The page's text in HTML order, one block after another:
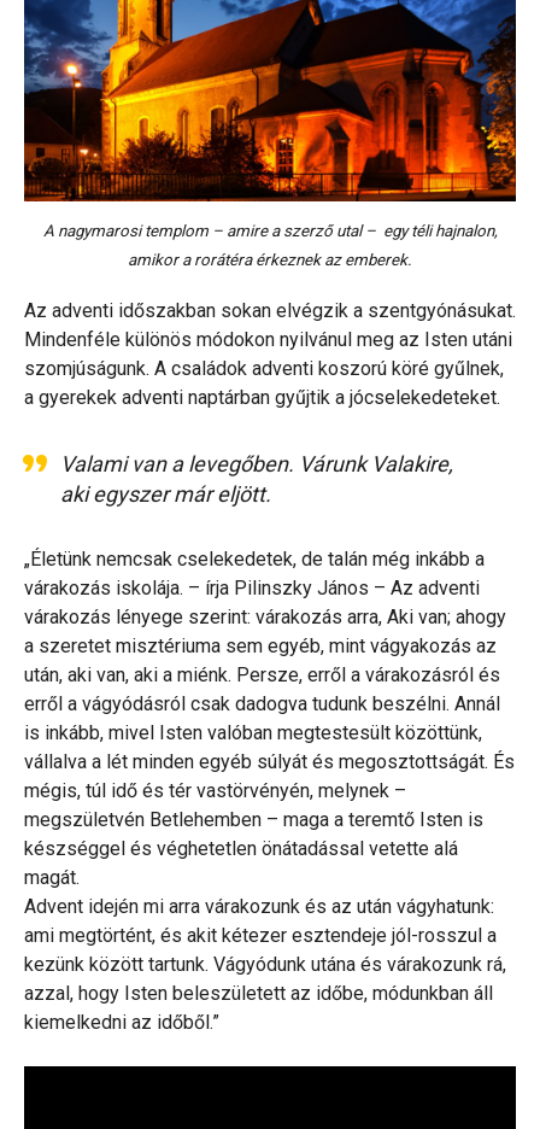
A nagymarosi templom – amire a szerző utal – egy téli hajnalon,
amikor a rorátéra érkeznek az emberek.
Az adventi időszakban sokan elvégzik a szentgyónásukat.
Mindenféle különös módokon nyilvánul meg az Isten utáni
szomjúságunk. A családok adventi koszorú köré gyűlnek,
a gyerekek adventi naptárban gyűjtik a jócselekedeteket.
Valami van a levegőben. Várunk Valakire,
aki egyszer már eljött.
„Életünk nemcsak cselekedetek, de talán még inkább a
várakozás iskolája. – írja Pilinszky János – Az adventi
várakozás lényege szerint: várakozás arra, Aki van; ahogy
a szeretet misztériuma sem egyéb, mint vágyakozás az
után, aki van, aki a miénk. Persze, erről a várakozásról és
erről a vágyódásról csak dadogva tudunk beszélni. Annál
is inkább, mivel Isten valóban megtestesült közöttünk,
vállalva a lét minden egyéb súlyát és megosztottságát. És
mégis, túl idő és tér vastörvényén, melynek –
megszületvén Betlehemben – maga a teremtő Isten is
készséggel és véghetetlen önátadással vetette alá
magát.
Advent idején mi arra várakozunk és az után vágyhatunk:
ami megtörtént, és akit kétezer esztendeje jól-rosszul a
kezünk között tartunk. Vágyódunk utána és várakozunk rá,
azzal, hogy Isten beleszületett az időbe, módunkban áll
kiemelkedni az időből.”